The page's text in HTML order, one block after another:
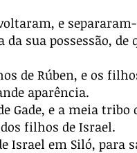
e
sua possessão, de
de Rúben, e os
aparência.
Gade, e a meia tribo
filhos de Israel.
Israel em Siló, para